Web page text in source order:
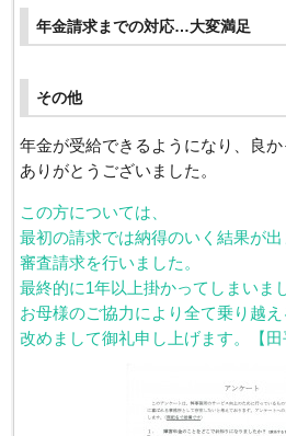
年金請求までの対応…大変満足
その他
年金が受給できるようになり、良か
ありがとうございました。
この方については、
最初の請求では納得のいく結果が出
審査請求を行いました。
最終的に1年以上掛かってしまいま
お母様のご協力により全て乗り越え
改めまして御礼申し上げます。【田